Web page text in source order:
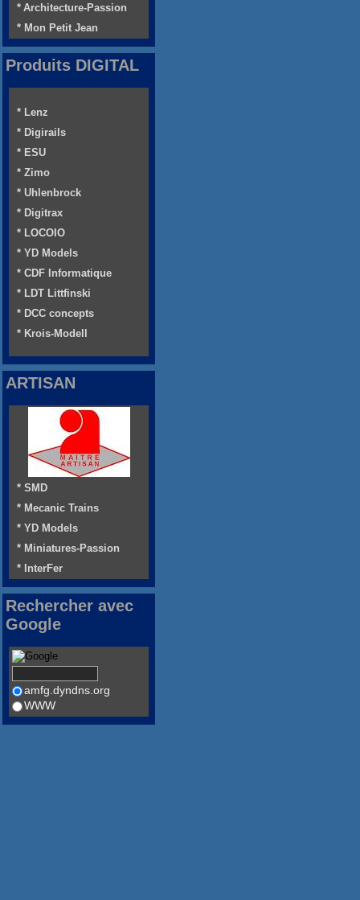
* Architecture-Passion
* Mon Petit Jean
Produits DIGITAL
* Lenz
* Digirails
* ESU
* Zimo
* Uhlenbrock
* Digitrax
* LOCOIO
* YD Models
* CDF Informatique
* LDT Littfinski
* DCC concepts
* Krois-Modell
ARTISAN
* SMD
* Mecanic Trains
* YD Models
* Miniatures-Passion
* InterFer
Rechercher avec
Google
amfg.dyndns.org
WWW